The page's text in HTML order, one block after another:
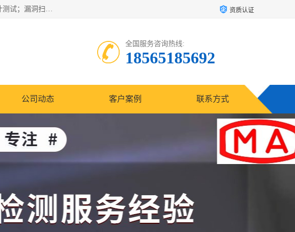
正检信服提供软件产品登记测试；科技项目验收测试；产品确认测试；功能测试；性能测试；安全测试；代码审计测试；漏洞扫描测试；渗透测试；风险评估测试；信息安全等级保护测评；双软认定；实验室建设质量体系建设；软件着作权、软件评测等服务。 资质认证
全国服务咨询热线:
18565185692
公司动态 客户案例 联系方式